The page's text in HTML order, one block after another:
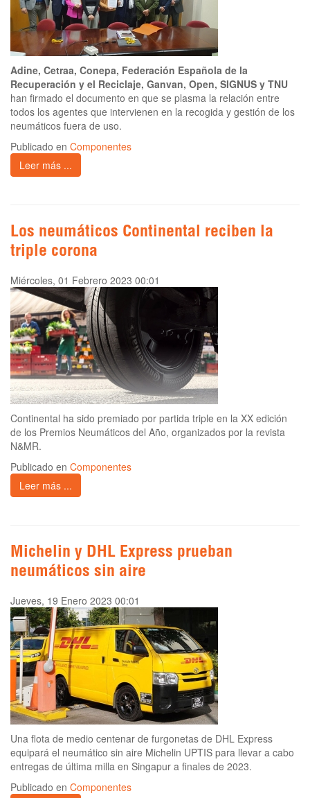
Adine, Cetraa, Conepa, Federación Española de la
Recuperación y el Reciclaje, Ganvan, Open, SIGNUS y TNU
han firmado el documento en que se plasma la relación entre
todos los agentes que intervienen en la recogida y gestión de los
neumáticos fuera de uso.
Publicado en Componentes
Leer más ...
Los neumáticos Continental reciben la
triple corona
Miércoles, 01 Febrero 2023 00:01
Continental ha sido premiado por partida triple en la XX edición
de los Premios Neumáticos del Año, organizados por la revista
N&MR.
Publicado en Componentes
Leer más ...
Michelin y DHL Express prueban
neumáticos sin aire
Jueves, 19 Enero 2023 00:01
Una flota de medio centenar de furgonetas de DHL Express
equipará el neumático sin aire Michelin UPTIS para llevar a cabo
entregas de última milla en Singapur a finales de 2023.
Publicado en Componentes